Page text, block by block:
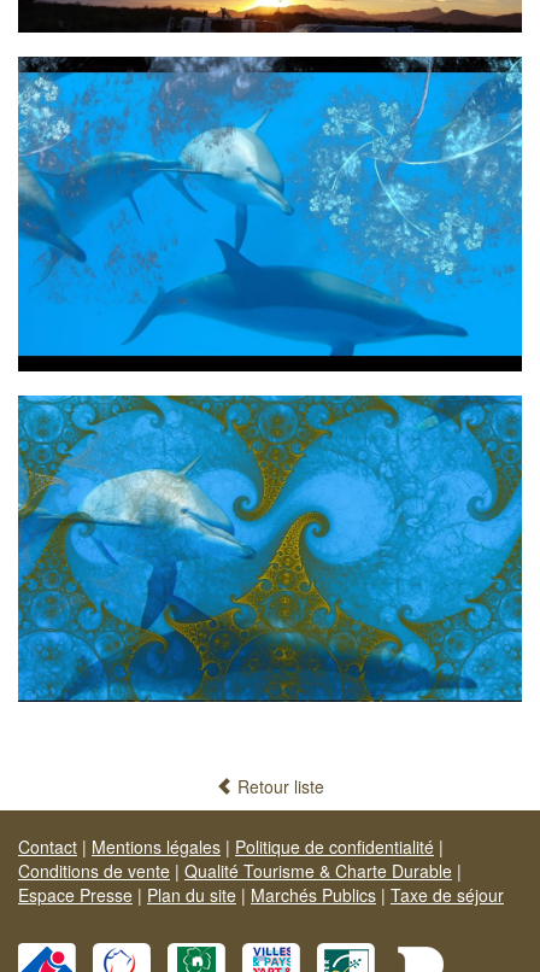
Retour liste
Contact | Mentions légales | Politique de confidentialité |
Conditions de vente | Qualité Tourisme & Charte Durable |
Espace Presse | Plan du site | Marchés Publics | Taxe de séjour